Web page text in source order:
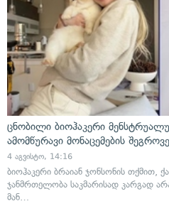
ცნობილი ბიოჰაკერი
ამომწურავი მონაცემების
4 აგვისტო, 14:16
ბიოჰაკერი ბრაიან ჯონსონის თქმით,
ჯანმრთელობა საკმარისად კარგად
მან…